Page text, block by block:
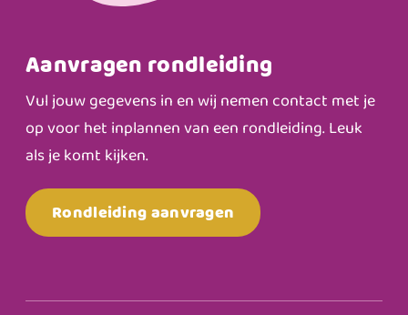
Aanvragen rondleiding
Vul jouw gegevens in en wij nemen contact met je
op voor het inplannen van een rondleiding. Leuk
als je komt kijken.
Rondleiding aanvragen